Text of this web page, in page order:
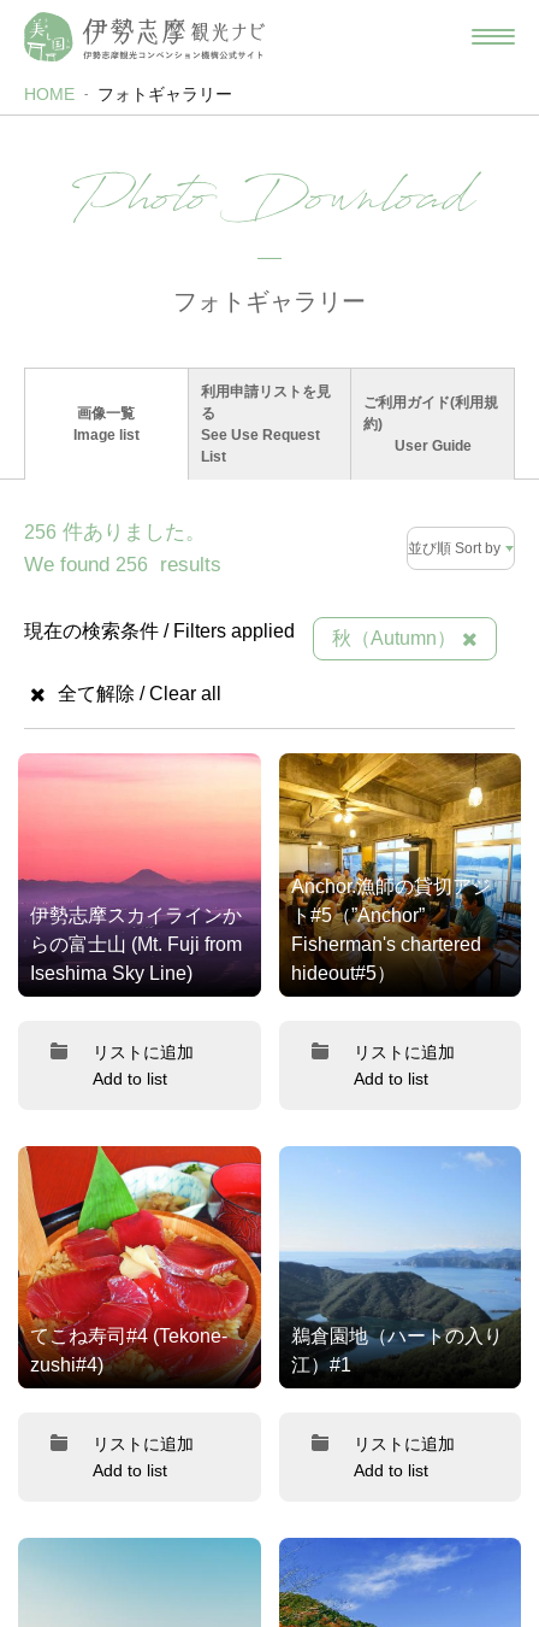
HOME フォトギャラリー
Photo Download
フォトギャラリー
画像一覧
Image list
利用申請リストを見
る
See Use Request
List
ご利用ガイド(利用規
約)
User Guide
256 件ありました。
We found 256 results
並び順 Sort by
現在の検索条件 / Filters applied 秋（Autumn）
全て解除 / Clear all
伊勢志摩スカイラインか
らの富士山 (Mt. Fuji from
Iseshima Sky Line)
リストに追加
Add to list
Anchor.漁師の貸切アジ
ト#5（”Anchor”
Fisherman's chartered
hideout#5）
リストに追加
Add to list
てこね寿司#4 (Tekone-
zushi#4)
リストに追加
Add to list
鵜倉園地（ハートの入り
江）#1
リストに追加
Add to list